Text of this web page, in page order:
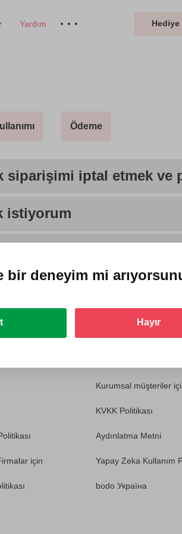
Yardım Hediye
Ödeme
iptal etmek ve
istiyorum
iade etmek istiyorum
Kurumsal müşteriler
KVKK Politikası
Aydınlatma Metni
için Yapay Zeka Kullanım
bodo Україна
bir deneyim mi
Hayır